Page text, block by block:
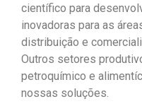
científico para
inovadoras para as
distribuição e
Outros setores
petroquímico e
nossas soluções.